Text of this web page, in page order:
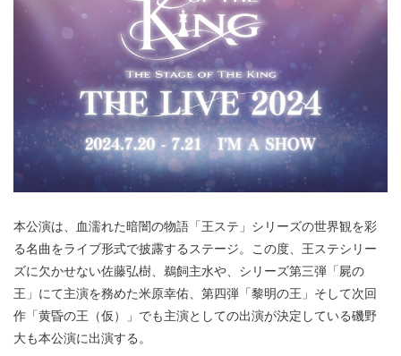
本公演は、血濡れた暗闇の物語「王ステ」シリーズの世界観を彩
る名曲をライブ形式で披露するステージ。この度、王ステシリー
ズに欠かせない佐藤弘樹、鵜飼主水や、シリーズ第三弾「屍の
王」にて主演を務めた米原幸佑、第四弾「黎明の王」そして次回
作「黄昏の王（仮）」でも主演としての出演が決定している磯野
大も本公演に出演する。